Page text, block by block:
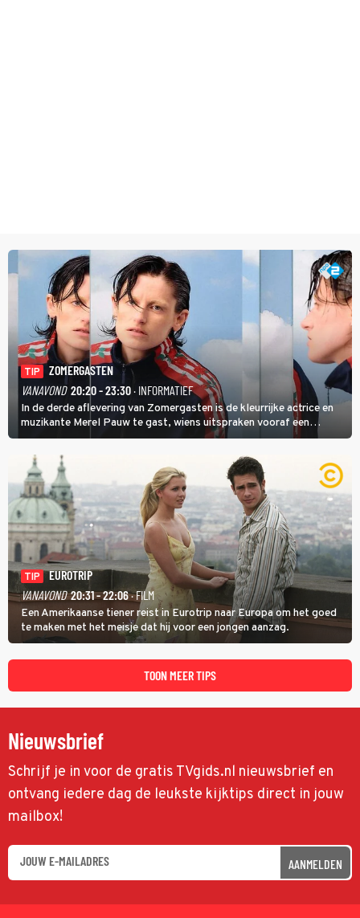
TIP
ZOMERGASTEN
VANAVOND 20:20 - 23:30· INFORMATIEF
In de derde aflevering van Zomergasten is de kleurrijke actrice en
muzikante Merel Pauw te gast, wiens uitspraken vooraf een
boeiende avond beloven: 'Mijn ideale televisieavond is zoals mijn
identiteit: grenzeloos, absurd en vol angsten'.
TIP
EUROTRIP
VANAVOND 20:31 - 22:06· FILM
Een Amerikaanse tiener reist in Eurotrip naar Europa om het goed
te maken met het meisje dat hij voor een jongen aanzag.
TOON MEER TIPS
Nieuwsbrief
Schrijf je in voor de gratis TVgids.nl nieuwsbrief en
ontvang iedere dag de leukste kijktips direct in jouw
mailbox!
AANMELDEN